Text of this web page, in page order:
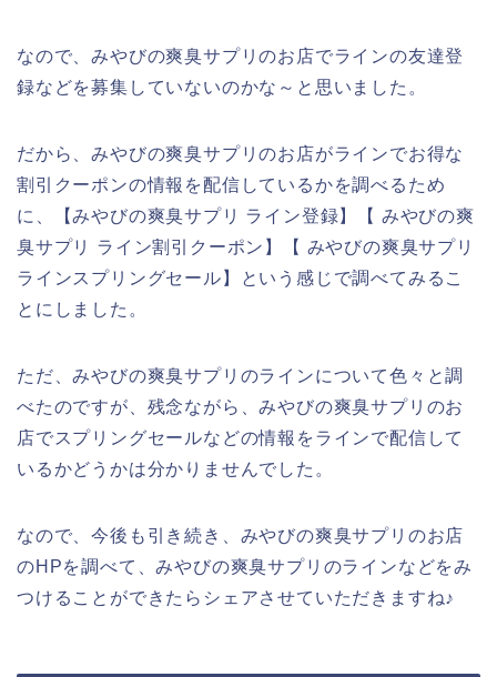
なので、みやびの爽臭サプリのお店でラインの友達登
録などを募集していないのかな～と思いました。
だから、みやびの爽臭サプリのお店がラインでお得な
割引クーポンの情報を配信しているかを調べるため
に、【みやびの爽臭サプリ ライン登録】【 みやびの爽
臭サプリ ライン割引クーポン】【 みやびの爽臭サプリ
ラインスプリングセール】という感じで調べてみるこ
とにしました。
ただ、みやびの爽臭サプリのラインについて色々と調
べたのですが、残念ながら、みやびの爽臭サプリのお
店でスプリングセールなどの情報をラインで配信して
いるかどうかは分かりませんでした。
なので、今後も引き続き、みやびの爽臭サプリのお店
のHPを調べて、みやびの爽臭サプリのラインなどをみ
つけることができたらシェアさせていただきますね♪